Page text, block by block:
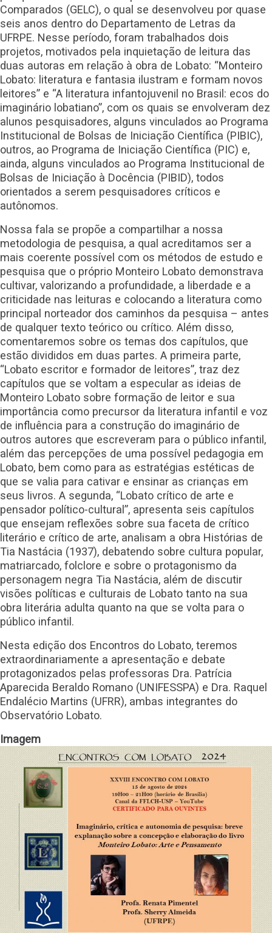
Comparados (GELC), o qual se desenvolveu por quase
seis anos dentro do Departamento de Letras da
UFRPE. Nesse período, foram trabalhados dois
projetos, motivados pela inquietação de leitura das
duas autoras em relação à obra de Lobato: “Monteiro
Lobato: literatura e fantasia ilustram e formam novos
leitores” e “A literatura infantojuvenil no Brasil: ecos do
imaginário lobatiano”, com os quais se envolveram dez
alunos pesquisadores, alguns vinculados ao Programa
Institucional de Bolsas de Iniciação Científica (PIBIC),
outros, ao Programa de Iniciação Científica (PIC) e,
ainda, alguns vinculados ao Programa Institucional de
Bolsas de Iniciação à Docência (PIBID), todos
orientados a serem pesquisadores críticos e
autônomos.
Nossa fala se propõe a compartilhar a nossa
metodologia de pesquisa, a qual acreditamos ser a
mais coerente possível com os métodos de estudo e
pesquisa que o próprio Monteiro Lobato demonstrava
cultivar, valorizando a profundidade, a liberdade e a
criticidade nas leituras e colocando a literatura como
principal norteador dos caminhos da pesquisa – antes
de qualquer texto teórico ou crítico. Além disso,
comentaremos sobre os temas dos capítulos, que
estão divididos em duas partes. A primeira parte,
“Lobato escritor e formador de leitores”, traz dez
capítulos que se voltam a especular as ideias de
Monteiro Lobato sobre formação de leitor e sua
importância como precursor da literatura infantil e voz
de influência para a construção do imaginário de
outros autores que escreveram para o público infantil,
além das percepções de uma possível pedagogia em
Lobato, bem como para as estratégias estéticas de
que se valia para cativar e ensinar as crianças em
seus livros. A segunda, “Lobato crítico de arte e
pensador político-cultural”, apresenta seis capítulos
que ensejam reflexões sobre sua faceta de crítico
literário e crítico de arte, analisam a obra Histórias de
Tia Nastácia (1937), debatendo sobre cultura popular,
matriarcado, folclore e sobre o protagonismo da
personagem negra Tia Nastácia, além de discutir
visões políticas e culturais de Lobato tanto na sua
obra literária adulta quanto na que se volta para o
público infantil.
Nesta edição dos Encontros do Lobato, teremos
extraordinariamente a apresentação e debate
protagonizados pelas professoras Dra. Patrícia
Aparecida Beraldo Romano (UNIFESSPA) e Dra. Raquel
Endalécio Martins (UFRR), ambas integrantes do
Observatório Lobato.
Imagem